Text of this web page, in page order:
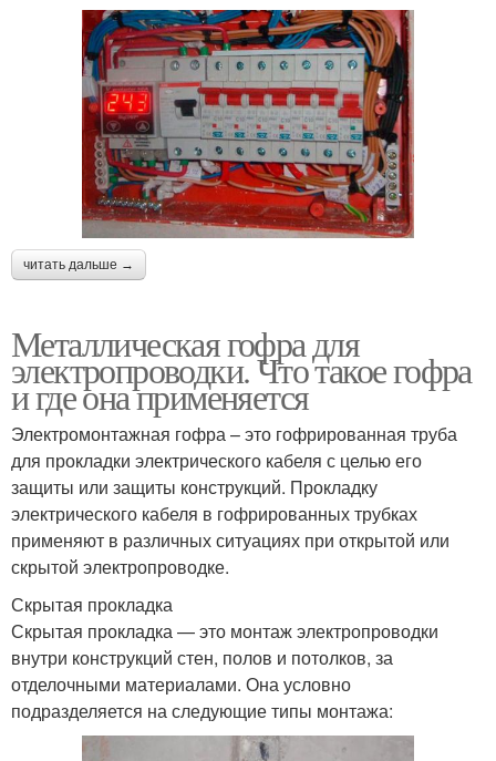
читать дальше →
Металлическая гофра для
электропроводки. Что такое гофра
и где она применяется
Электромонтажная гофра – это гофрированная труба
для прокладки электрического кабеля с целью его
защиты или защиты конструкций. Прокладку
электрического кабеля в гофрированных трубках
применяют в различных ситуациях при открытой или
скрытой электропроводке.
Скрытая прокладка
Скрытая прокладка — это монтаж электропроводки
внутри конструкций стен, полов и потолков, за
отделочными материалами. Она условно
подразделяется на следующие типы монтажа: